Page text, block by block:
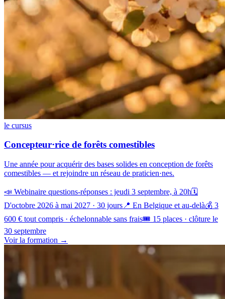
le cursus
Concepteur·rice de forêts comestibles
Une année pour acquérir des bases solides en conception de forêts
comestibles — et rejoindre un réseau de praticien·nes.
📣 Webinaire questions-réponses : jeudi 3 septembre, à 20h🗓️
D'octobre 2026 à mai 2027 · 30 jours 📍 En Belgique et au-delà💰 3
600 € tout compris · échelonnable sans frais🎟️ 15 places · clôture le
30 septembre
Voir la formation →